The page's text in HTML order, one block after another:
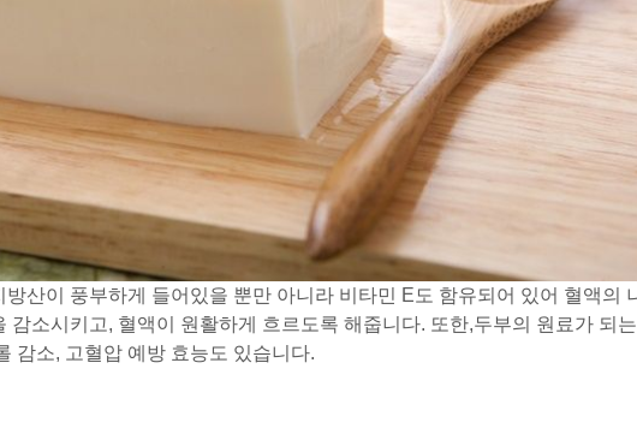
산이 풍부하게 들어있을 뿐만 아니라 비타민 E도 함유되어 있어 혈액의
감소시키고, 혈액이 원활하게 흐르도록 해줍니다. 또한,두부의 원료가 되는
감소, 고혈압 예방 효능도 있습니다.